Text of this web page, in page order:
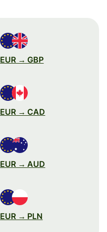
EUR → GBP
EUR → CAD
EUR → AUD
EUR → PLN